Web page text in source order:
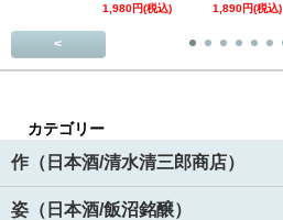
1,980円(税込) 1,890円(税込)
<
カテゴリー
作（日本酒/清水清三郎商店）
姿（日本酒/飯沼銘醸）